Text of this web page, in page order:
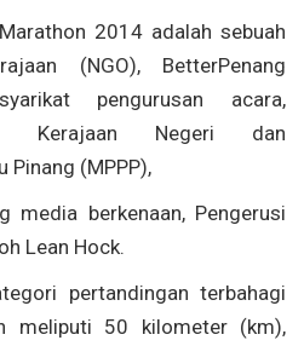
2014 adalah sebuah
(NGO), BetterPenang
pengurusan acara,
Kerajaan Negeri dan
Pinang (MPPP),
media berkenaan, Pengerusi
Lean Hock.
pertandingan terbahagi
meliputi 50 kilometer (km),